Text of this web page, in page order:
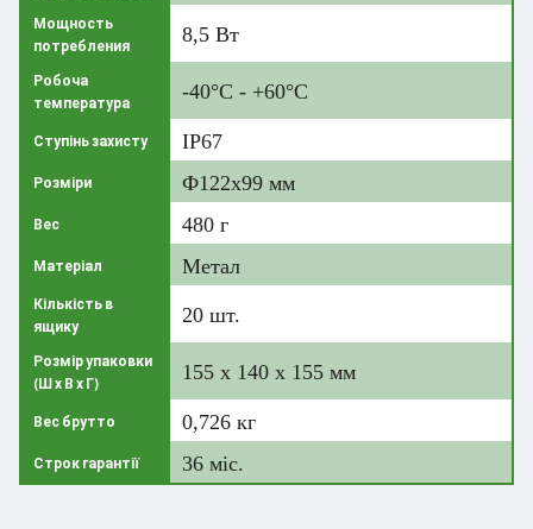
Мощность
потребления
8,5 Вт
Робоча
температура
-40°C - +60°C
Ступінь захисту IP67
Розміри Ф122х99 мм
Вес 480 г
Матеріал Метал
Кількість в
ящику
20 шт.
Розмір упаковки
(Ш х В х Г)
155 x 140 x 155 мм
Вес брутто 0,726 кг
Строк гарантії 36 міс.